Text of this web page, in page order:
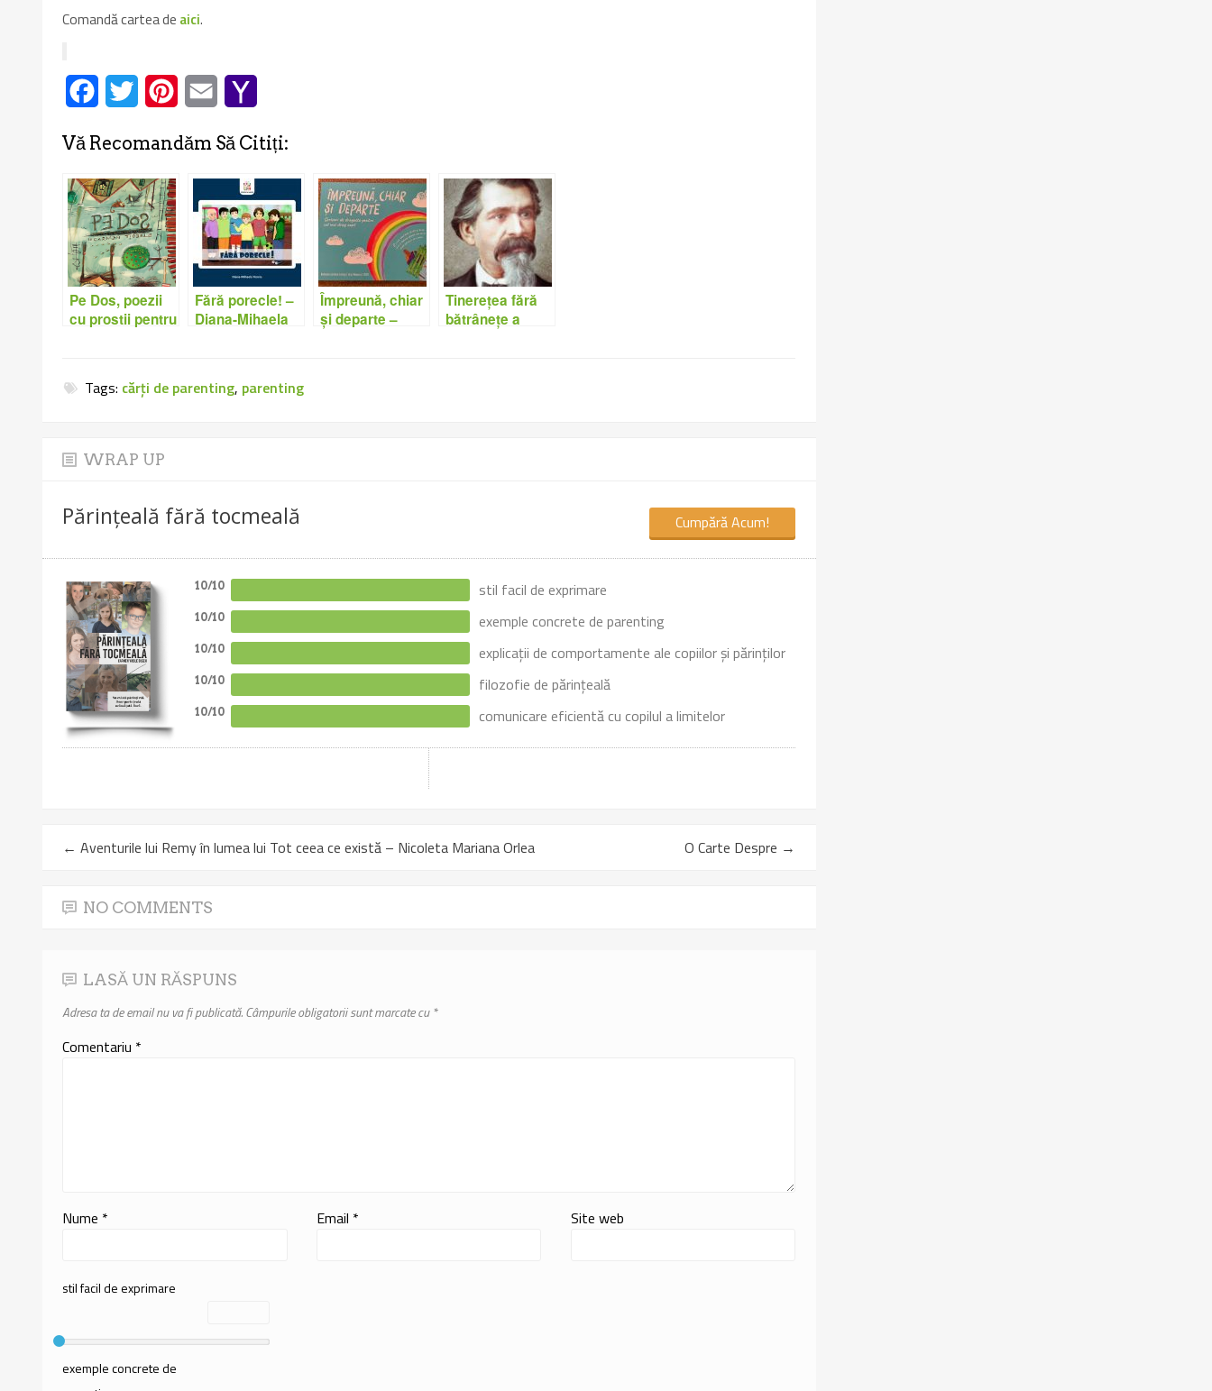
Comandă cartea de aici.
Facebook
Twitter PinterestEmail
Vă Recomandăm Să Citiți:
Pe Dos, poezii
cu prostii pentru
Fără porecle! –
Diana-Mihaela
Împreună, chiar
și departe –
Tinerețea fără
bătrânețe a
Tags: cărți de parenting, parenting
WRAP UP
Părințeală fără tocmeală Cumpără Acum!
10/10 stil facil de exprimare
10/10 exemple concrete de parenting
10/10 explicații de comportamente ale copiilor și părinților
10/10 filozofie de părințeală
10/10 comunicare eficientă cu copilul a limitelor
← Aventurile lui Remy în lumea lui Tot ceea ce există – Nicoleta Mariana Orlea O Carte Despre →
NO COMMENTS
LASĂ UN RĂSPUNS
Adresa ta de email nu va fi publicată.Câmpurile obligatorii sunt marcate cu*
Comentariu *
Nume * Email * Site web
stil facil de exprimare
exemple concrete de